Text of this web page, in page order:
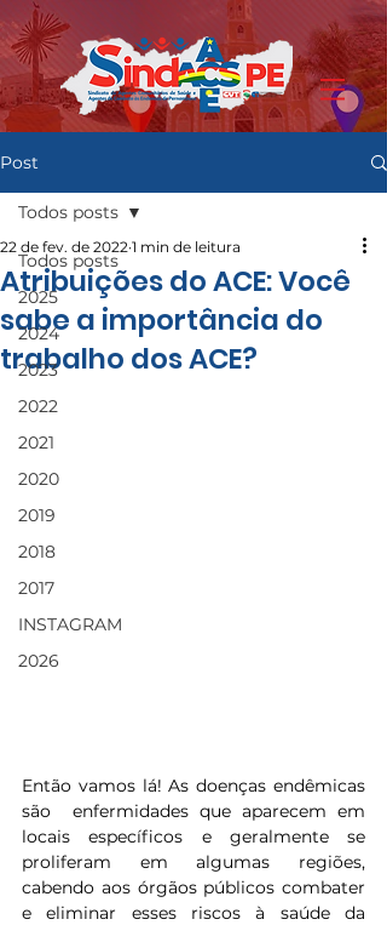
Post
Todos posts
2025
2024
2023
2022
2021
2020
2019
2018
2017
INSTAGRAM
2026
Todos posts
Atribuições do ACE: Você
sabe a importância do
trabalho dos ACE?
22 de fev. de 2022 1 min de leitura
Então vamos lá! As doenças endêmicas
são  enfermidades que aparecem em
locais específicos e geralmente se
proliferam em algumas regiões,
cabendo aos órgãos públicos combater
e eliminar esses riscos à saúde da